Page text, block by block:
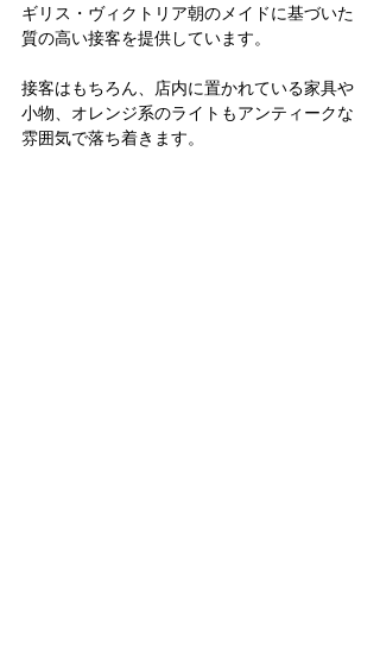
ギリス・ヴィクトリア朝のメイドに基づいた
質の高い接客を提供しています。
接客はもちろん、店内に置かれている家具や
小物、オレンジ系のライトもアンティークな
雰囲気で落ち着きます。